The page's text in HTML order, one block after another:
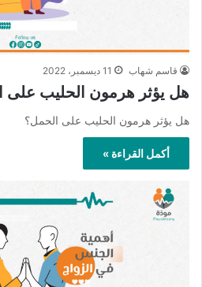
قاسم شهاب 11 ديسمبر، 2022
هل يؤثر هرمون الحليب على
هل يؤثر هرمون الحليب على الحمل؟
أكمل القراءة »